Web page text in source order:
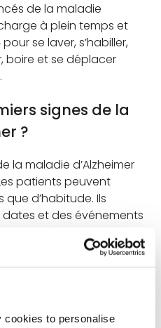
cookies to personalise
de la maladie
à plein temps et
se laver, s’habiller,
boire et se déplacer
signes de la
?
la maladie d’Alzheimer
patients peuvent
d’habitude. Ils
et des événements
récentes. Une
symptômes de la
plusieurs fois la
et les rappels sur les